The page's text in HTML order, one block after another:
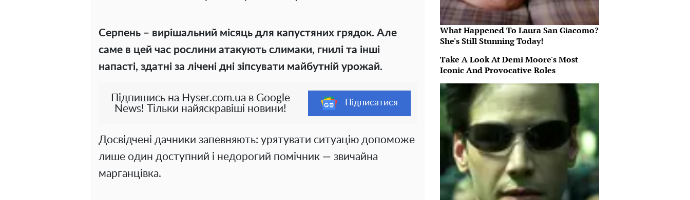
Серпень – вирішальний місяць для капустяних грядок. Але
саме в цей час рослини атакують слимаки, гнилі та інші
напасті, здатні за лічені дні зіпсувати майбутній урожай.
Підпишись на Hyser.com.ua в Google
News! Тільки найяскравіші новини!
Підписатися
Досвідчені дачники запевняють: урятувати ситуацію допоможе
лише один доступний і недорогий помічник — звичайна
марганцівка.
What Happened To Laura San Giacomo?
She's Still Stunning Today!
Take A Look At Demi Moore's Most
Iconic And Provocative Roles